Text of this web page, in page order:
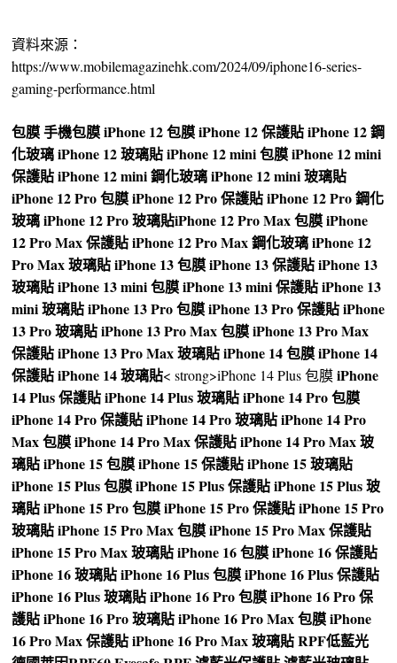
資料來源：
https://www.mobilemagazinehk.com/2024/09/iphone16-series-
gaming-performance.html
包膜手機包膜iPhone 12 包膜iPhone 12 保護貼iPhone 12 鋼
化玻璃iPhone 12 玻璃貼iPhone 12 mini 包膜iPhone 12 mini
保護貼iPhone 12 mini 鋼化玻璃iPhone 12 mini 玻璃貼
iPhone 12 Pro 包膜iPhone 12 Pro 保護貼iPhone 12 Pro 鋼化
玻璃iPhone 12 Pro 玻璃貼iPhone 12 Pro Max 包膜iPhone
12 Pro Max 保護貼iPhone 12 Pro Max 鋼化玻璃iPhone 12
Pro Max 玻璃貼iPhone 13 包膜iPhone 13 保護貼iPhone 13
玻璃貼iPhone 13 mini 包膜iPhone 13 mini 保護貼iPhone 13
mini 玻璃貼iPhone 13 Pro 包膜iPhone 13 Pro 保護貼iPhone
13 Pro 玻璃貼iPhone 13 Pro Max 包膜iPhone 13 Pro Max
保護貼iPhone 13 Pro Max 玻璃貼iPhone 14 包膜iPhone 14
保護貼iPhone 14 玻璃貼< strong>iPhone 14 Plus 包膜iPhone
14 Plus 保護貼iPhone 14 Plus 玻璃貼iPhone 14 Pro 包膜
iPhone 14 Pro 保護貼iPhone 14 Pro 玻璃貼iPhone 14 Pro
Max 包膜iPhone 14 Pro Max 保護貼iPhone 14 Pro Max 玻
璃貼iPhone 15 包膜iPhone 15 保護貼iPhone 15 玻璃貼
iPhone 15 Plus 包膜iPhone 15 Plus 保護貼iPhone 15 Plus 玻
璃貼iPhone 15 Pro 包膜iPhone 15 Pro 保護貼iPhone 15 Pro
玻璃貼iPhone 15 Pro Max 包膜iPhone 15 Pro Max 保護貼
iPhone 15 Pro Max 玻璃貼iPhone 16 包膜iPhone 16 保護貼
iPhone 16 玻璃貼iPhone 16 Plus 包膜iPhone 16 Plus 保護貼
iPhone 16 Plus 玻璃貼iPhone 16 Pro 包膜iPhone 16 Pro 保
護貼iPhone 16 Pro 玻璃貼iPhone 16 Pro Max 包膜iPhone
16 Pro Max 保護貼iPhone 16 Pro Max 玻璃貼RPF低藍光